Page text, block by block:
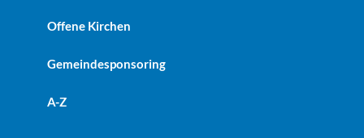
Offene Kirchen
Gemeindesponsoring
A-Z